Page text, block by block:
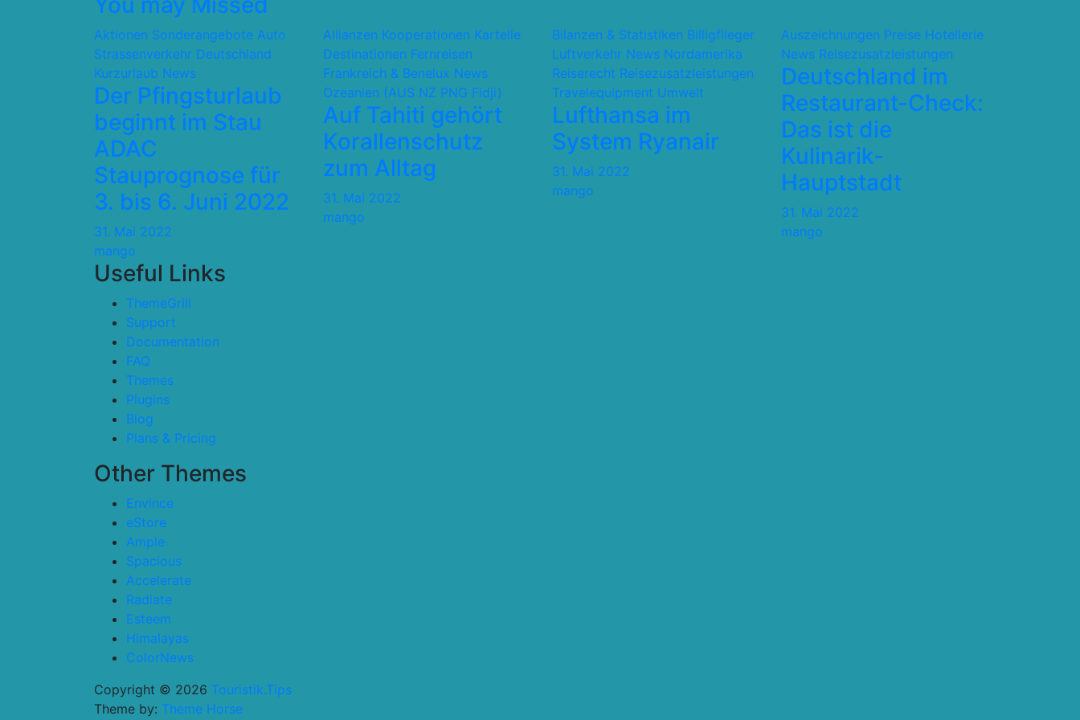
Aktionen Sonderangebote Auto
Strassenverkehr Deutschland
Kurzurlaub News
Der Pfingsturlaub
beginnt im Stau
ADAC
Stauprognose für
3. bis 6. Juni 2022
31. Mai 2022
mango
Allianzen Kooperationen Kartelle
Destinationen Fernreisen
Frankreich & Benelux News
Ozeanien (AUS NZ PNG Fidji)
Auf Tahiti gehört
Korallenschutz
zum Alltag
31. Mai 2022
mango
Bilanzen & Statistiken Billigflieger
Luftverkehr News Nordamerika
Reiserecht Reisezusatzleistungen
Travelequipment Umwelt
Lufthansa im
System Ryanair
31. Mai 2022
mango
Auszeichnungen Preise Hotellerie
News Reisezusatzleistungen
Deutschland im
Restaurant-Check:
Das ist die
Kulinarik-
Hauptstadt
31. Mai 2022
mango
Useful Links
ThemeGrill
Support
Documentation
FAQ
Themes
Plugins
Blog
Plans & Pricing
Other Themes
Envince
eStore
Ample
Spacious
Accelerate
Radiate
Esteem
Himalayas
ColorNews
Copyright © 2026 Touristik.Tips
Theme by: Theme Horse